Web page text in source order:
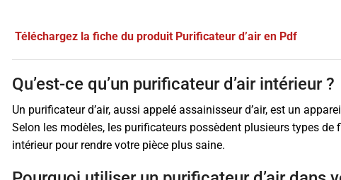
Téléchargez la fiche du produit Purificateur d’air en Pdf
Qu’est-ce qu’un purificateur d’air intérieur ?
Un purificateur d’air, aussi appelé assainisseur d’air, est un
Selon les modèles, les purificateurs possèdent plusieurs types
intérieur pour rendre votre pièce plus saine.